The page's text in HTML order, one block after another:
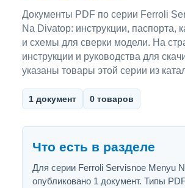
Документы PDF по серии Ferroli
Na Divatop: инструкции, паспорта,
и схемы для сверки модели. На
инструкции и руководства для
указаны товары этой серии из
1 документ 0 товаров
Что есть в разделе
Для серии Ferroli Servisnoe Menyu
опубликовано 1 документ. Типы